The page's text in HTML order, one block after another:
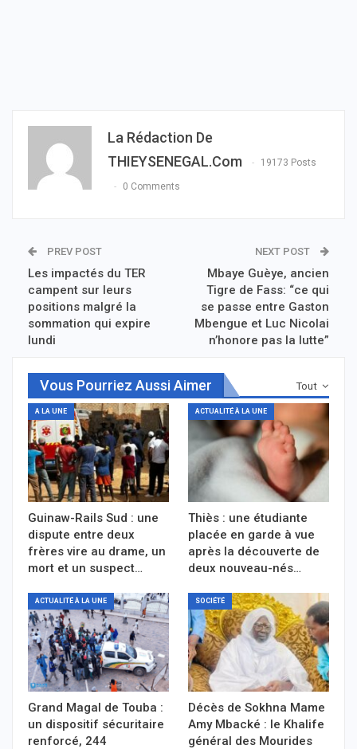
La Rédaction De
THIEYSENEGAL.com
19173 Posts
0 Comments
PREV POST
Les impactés du TER
campent sur leurs
positions malgré la
sommation qui expire
lundi
NEXT POST
Mbaye Guèye, ancien
Tigre de Fass: “ce qui
se passe entre Gaston
Mbengue et Luc Nicolai
n’honore pas la lutte”
Tout
Vous Pourriez Aussi Aimer
A LA UNE
Guinaw-Rails Sud : une
dispute entre deux
frères vire au drame, un
mort et un suspect…
ACTUALITÉ À LA UNE
Thiès : une étudiante
placée en garde à vue
après la découverte de
deux nouveau-nés…
ACTUALITÉ À LA UNE
Grand Magal de Touba :
un dispositif sécuritaire
renforcé, 244
SOCIÉTÉ
Décès de Sokhna Mame
Amy Mbacké : le Khalife
général des Mourides